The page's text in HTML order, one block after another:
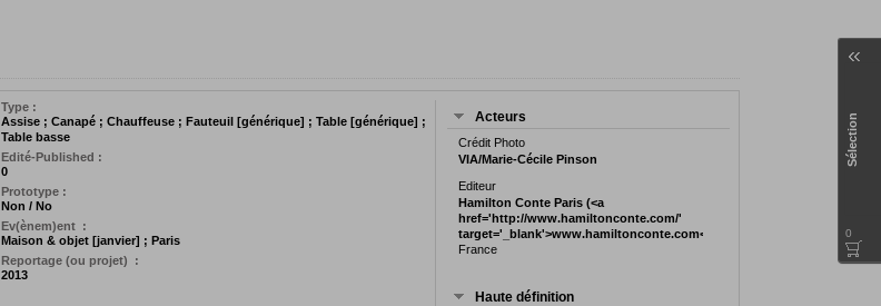
Type :
Assise ; Canapé ; Chauffeuse ; Fauteuil [générique] ; Table [générique] ;
Table basse
Edité-Published :
0
Prototype :
Non / No
Ev(ènem)ent :
Maison & objet [janvier] ; Paris
Reportage (ou projet) :
2013
Acteurs
Crédit Photo
VIA/Marie-Cécile Pinson
Editeur
Hamilton Conte Paris (<a
href='http://www.hamiltonconte.com/'
target='_blank'>www.hamiltonconte.com</a)
France
Haute définition
Sélection
0